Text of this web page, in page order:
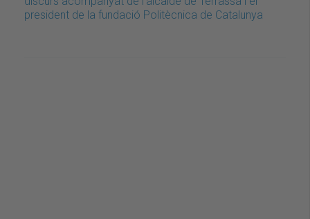
president de la fundació Politècnica de Catalunya